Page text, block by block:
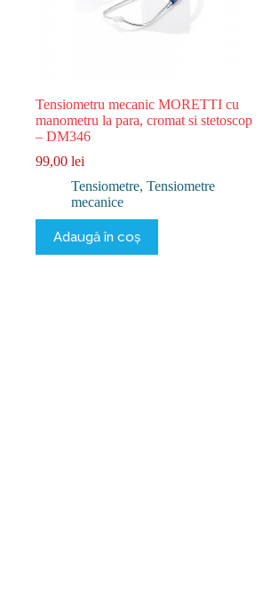
Tensiometru mecanic MORETTI cu
manometru la para, cromat si stetoscop
– DM346
99,00 lei
Tensiometre, Tensiometre
mecanice
Adaugă în coș